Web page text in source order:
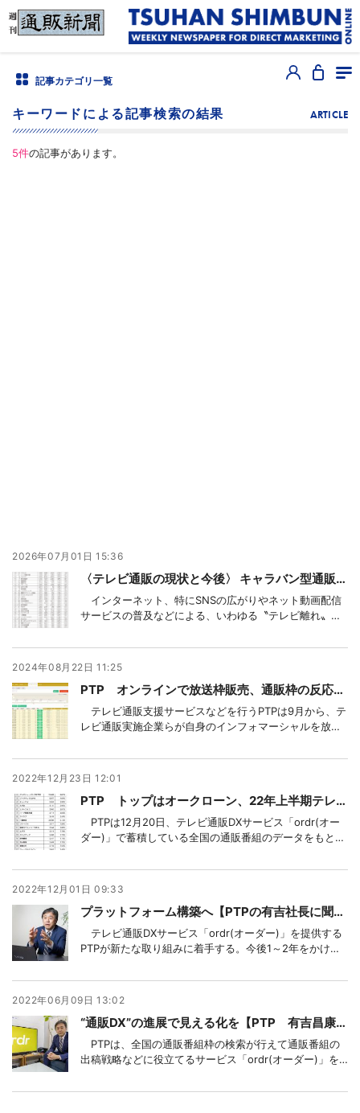
記事カテゴリ一覧
キーワードによる記事検索の結果 ARTICLE
5件の記事があります。
2026年07月01日 15:36
〈テレビ通販の現状と今後〉 キャラバン型通販番組の活用拡大、〝分かりやすい訴求〟可能な商材出稿増
インターネット、特にSNSの広がりやネット動画配信
サービスの普及などによる、いわゆる〝テレビ離れ〟な
販市場。とは言え、いまだ多くの人々が日常的にテレビ
を視聴しており、テレビで紹介された商品の売り上げが
爆発的に伸びたり、ネット上で〝バズる〟ことも多々
2024年08月22日 11:25
PTP オンラインで放送枠販売、通販枠の反応予測値表示で、簡単にバイイング可能に
テレビ通販支援サービスなどを行うPTPは9月から、テ
レビ通販実施企業らが自身のインフォマーシャルを放映
きるサービスを開始する。展開中のテレビ通販DXサービ
ス「ordr(オーダー)」で蓄積したデータをもとに、ある
ジャンルの商材を当該枠でインフォマーシ
2022年12月23日 12:01
PTP トップはオークローン、22年上半期テレビ通販枠ランキング、全体の20%占める
PTPは12月20日、テレビ通販DXサービス「ordr(オー
ダー)」で蓄積している全国の通販番組のデータをもとに
グを発表した。それによると、トップとなったのはオー
クローンマーケティングで、放送枠数は2万8365。同社
は6月発表の21年年
2022年12月01日 09:33
プラットフォーム構築へ【PTPの有吉社長に聞く ordrの次のステージ】 TV通販業界全体の効率化を
テレビ通販DXサービス「ordr(オーダー)」を提供する
PTPが新たな取り組みに着手する。今後1～2年をかけて
ムとすることを目指す。その第1弾として広告代理店が通
販企業への各種提案を効率的に行える「ordr AG」の提
供を開始。有吉昌康社長に
2022年06月09日 13:02
“通販DX”の進展で見える化を【PTP 有吉昌康社長に聞く 1年で進化した「ordr」の現状、そして今後】
PTPは、全国の通販番組枠の検索が行えて通販番組の
出稿戦略などに役立てるサービス「ordr(オーダー)」を
と位置付けて展開してきたが、この1年間に導入先などか